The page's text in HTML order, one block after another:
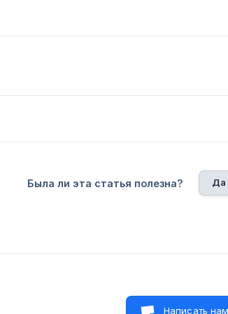
Была ли эта статья полезна? Да
Написать нам